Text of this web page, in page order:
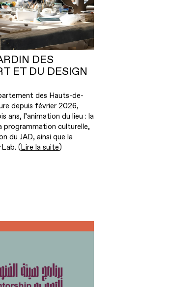
DES
ET DU DESIGN
des Hauts-de-
depuis février 2026,
ans, l’animation du lieu : la
programmation culturelle,
du JAD, ainsi que la
(Lire la suite)